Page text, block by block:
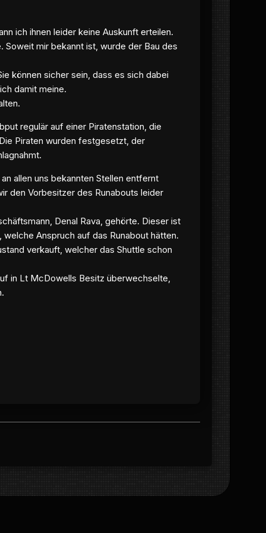
ich ihnen leider keine Auskunft erteilen.
mir bekannt ist, wurde der Bau des
können sicher sein, dass es sich dabei
damit meine.
regulär auf einer Piratenstation, die
Piraten wurden festgesetzt, der
allen uns bekannten Stellen entfernt
den Vorbesitzer des Runabouts leider
Denal Rava, gehörte. Dieser ist
Anspruch auf das Runabout hätten.
verkauft, welcher das Shuttle schon
in Lt McDowells Besitz überwechselte,